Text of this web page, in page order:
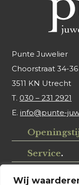
Wij
Punte Juwelier
Choorstraat 34-36
3511 KN Utrecht
T. 030 – 231 2921
E. info@punte-
Service.
Volg ons